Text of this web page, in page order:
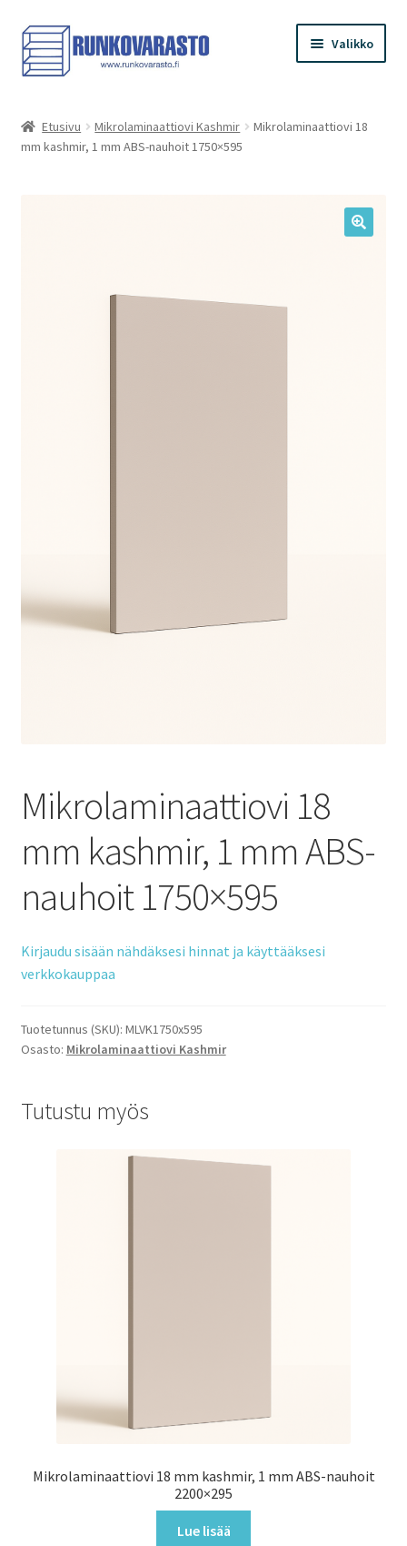
Siirry
navigointiin
Siirry
sisältöön
Valikko
Kauppa
Etusivu Mikrolaminaattiovi Kashmir
Mikrolaminaattiovi 18
mm kashmir, 1 mm ABS-nauhoit 1750×595
Mikrolaminaattiovi 18
mm kashmir, 1 mm ABS-
nauhoit 1750×595
Kirjaudu sisään nähdäksesi hinnat ja käyttääksesi
verkkokauppaa
Tuotetunnus (SKU): MLVK1750x595
Osasto: Mikrolaminaattiovi Kashmir
Tutustu myös
Mikrolaminaattiovi 18 mm kashmir, 1 mm ABS-nauhoit
2200×295
Lue lisää